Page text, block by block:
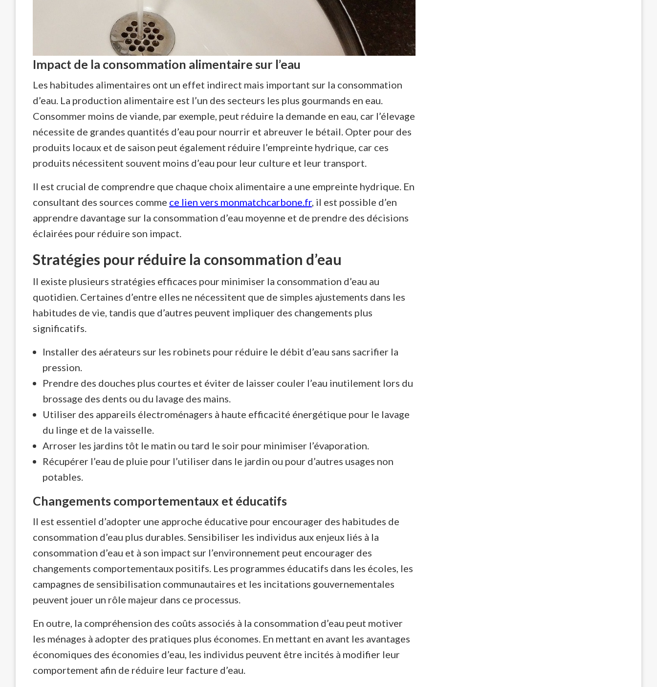
Impact de la consommation alimentaire sur l’eau
Les habitudes alimentaires ont un effet indirect mais important sur la consommation
d’eau. La production alimentaire est l’un des secteurs les plus gourmands en eau.
Consommer moins de viande, par exemple, peut réduire la demande en eau, car l’élevage
nécessite de grandes quantités d’eau pour nourrir et abreuver le bétail. Opter pour des
produits locaux et de saison peut également réduire l’empreinte hydrique, car ces
produits nécessitent souvent moins d’eau pour leur culture et leur transport.
Il est crucial de comprendre que chaque choix alimentaire a une empreinte hydrique. En
consultant des sources comme ce lien vers monmatchcarbone.fr, il est possible d’en
apprendre davantage sur la consommation d’eau moyenne et de prendre des décisions
éclairées pour réduire son impact.
Stratégies pour réduire la consommation d’eau
Il existe plusieurs stratégies efficaces pour minimiser la consommation d’eau au
quotidien. Certaines d’entre elles ne nécessitent que de simples ajustements dans les
habitudes de vie, tandis que d’autres peuvent impliquer des changements plus
significatifs.
Installer des aérateurs sur les robinets pour réduire le débit d’eau sans sacrifier la
pression.
Prendre des douches plus courtes et éviter de laisser couler l’eau inutilement lors du
brossage des dents ou du lavage des mains.
Utiliser des appareils électroménagers à haute efficacité énergétique pour le lavage
du linge et de la vaisselle.
Arroser les jardins tôt le matin ou tard le soir pour minimiser l’évaporation.
Récupérer l’eau de pluie pour l’utiliser dans le jardin ou pour d’autres usages non
potables.
Changements comportementaux et éducatifs
Il est essentiel d’adopter une approche éducative pour encourager des habitudes de
consommation d’eau plus durables. Sensibiliser les individus aux enjeux liés à la
consommation d’eau et à son impact sur l’environnement peut encourager des
changements comportementaux positifs. Les programmes éducatifs dans les écoles, les
campagnes de sensibilisation communautaires et les incitations gouvernementales
peuvent jouer un rôle majeur dans ce processus.
En outre, la compréhension des coûts associés à la consommation d’eau peut motiver
les ménages à adopter des pratiques plus économes. En mettant en avant les avantages
économiques des économies d’eau, les individus peuvent être incités à modifier leur
comportement afin de réduire leur facture d’eau.